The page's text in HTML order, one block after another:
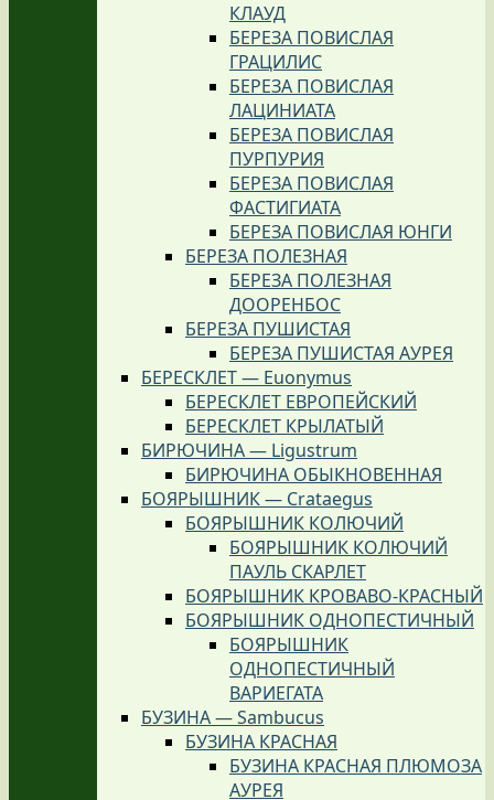
КЛАУД
БЕРЕЗА ПОВИСЛАЯ
ГРАЦИЛИС
БЕРЕЗА ПОВИСЛАЯ
ЛАЦИНИАТА
БЕРЕЗА ПОВИСЛАЯ
ПУРПУРИЯ
БЕРЕЗА ПОВИСЛАЯ
ФАСТИГИАТА
БЕРЕЗА ПОВИСЛАЯ ЮНГИ
БЕРЕЗА ПОЛЕЗНАЯ
БЕРЕЗА ПОЛЕЗНАЯ
ДООРЕНБОС
БЕРЕЗА ПУШИСТАЯ
БЕРЕЗА ПУШИСТАЯ АУРЕЯ
БЕРЕСКЛЕТ — Euonymus
БЕРЕСКЛЕТ ЕВРОПЕЙСКИЙ
БЕРЕСКЛЕТ КРЫЛАТЫЙ
БИРЮЧИНА — Ligustrum
БИРЮЧИНА ОБЫКНОВЕННАЯ
БОЯРЫШНИК — Crataegus
БОЯРЫШНИК КОЛЮЧИЙ
БОЯРЫШНИК КОЛЮЧИЙ
ПАУЛЬ СКАРЛЕТ
БОЯРЫШНИК КРОВАВО-КРАСНЫЙ
БОЯРЫШНИК ОДНОПЕСТИЧНЫЙ
БОЯРЫШНИК
ОДНОПЕСТИЧНЫЙ
ВАРИЕГАТА
БУЗИНА — Sambucus
БУЗИНА КРАСНАЯ
БУЗИНА КРАСНАЯ ПЛЮМОЗА
АУРЕЯ